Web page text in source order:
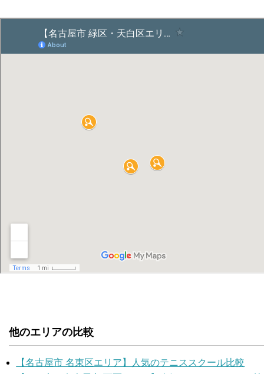
他のエリアの比較
【名古屋市 名東区エリア】人気のテニススクール比較